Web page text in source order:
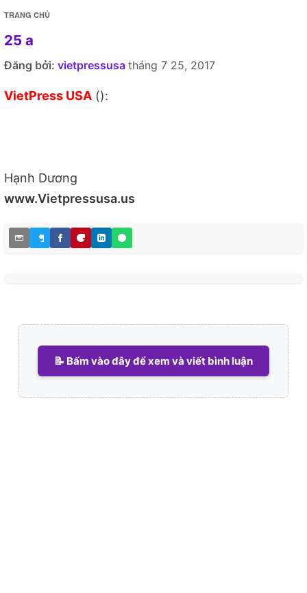
TRANG CHỦ
25 a
Đăng bởi: vietpressusa tháng 7 25, 2017
VietPress USA ():
Hạnh Dương
www.Vietpressusa.us
📝 Bấm vào đây để xem và viết bình luận